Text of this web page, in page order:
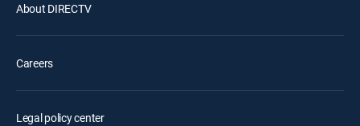
About DIRECTV
Careers
Legal policy center